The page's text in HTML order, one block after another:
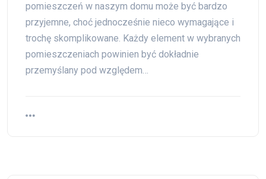
pomieszczeń w naszym domu może być bardzo
przyjemne, choć jednocześnie nieco wymagające i
trochę skomplikowane. Każdy element w wybranych
pomieszczeniach powinien być dokładnie
przemyślany pod względem…